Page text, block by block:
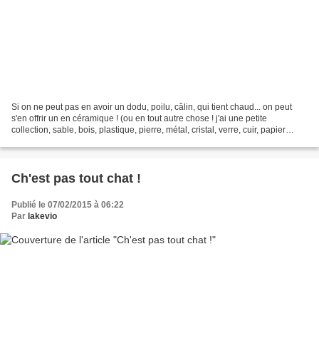
Si on ne peut pas en avoir un dodu, poilu, câlin, qui tient chaud... on peut
s'en offrir un en céramique ! (ou en tout autre chose ! j'ai une petite
collection, sable, bois, plastique, pierre, métal, cristal, verre, cuir, papier
Ch'est pas tout chat !
Publié le 07/02/2015 à 06:22
Par lakevio